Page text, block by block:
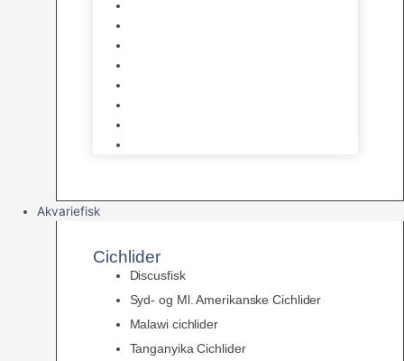
Akvariefisk
Cichlider
Discusfisk
Syd- og Ml. Amerikanske Cichlider
Malawi cichlider
Tanganyika Cichlider